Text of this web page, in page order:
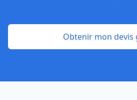
Obtenir mon devis